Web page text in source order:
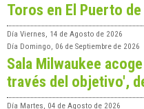
Toros en El Puerto
Día Viernes, 14 de Agosto de 2026
Día Domingo, 06 de Septiembre de 2026
Sala Milwaukee
través del objetivo',
Día Martes, 04 de Agosto de 2026